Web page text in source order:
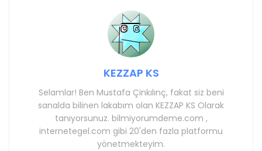
KEZZAP KS
Selamlar! Ben Mustafa Çinkılınç, fakat siz beni
sanalda bilinen lakabım olan KEZZAP KS Olarak
tanıyorsunuz. bilmiyorumdeme.com ,
internetegel.com gibi 20'den fazla platformu
yönetmekteyim.